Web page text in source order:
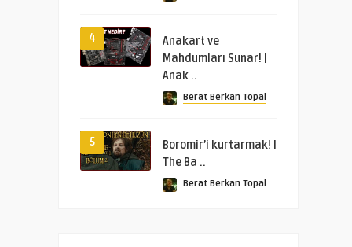
4
Anakart ve
Mahdumları Sunar! |
Anak ..
Berat Berkan Topal
5
Boromir’i kurtarmak! |
The Ba ..
Berat Berkan Topal